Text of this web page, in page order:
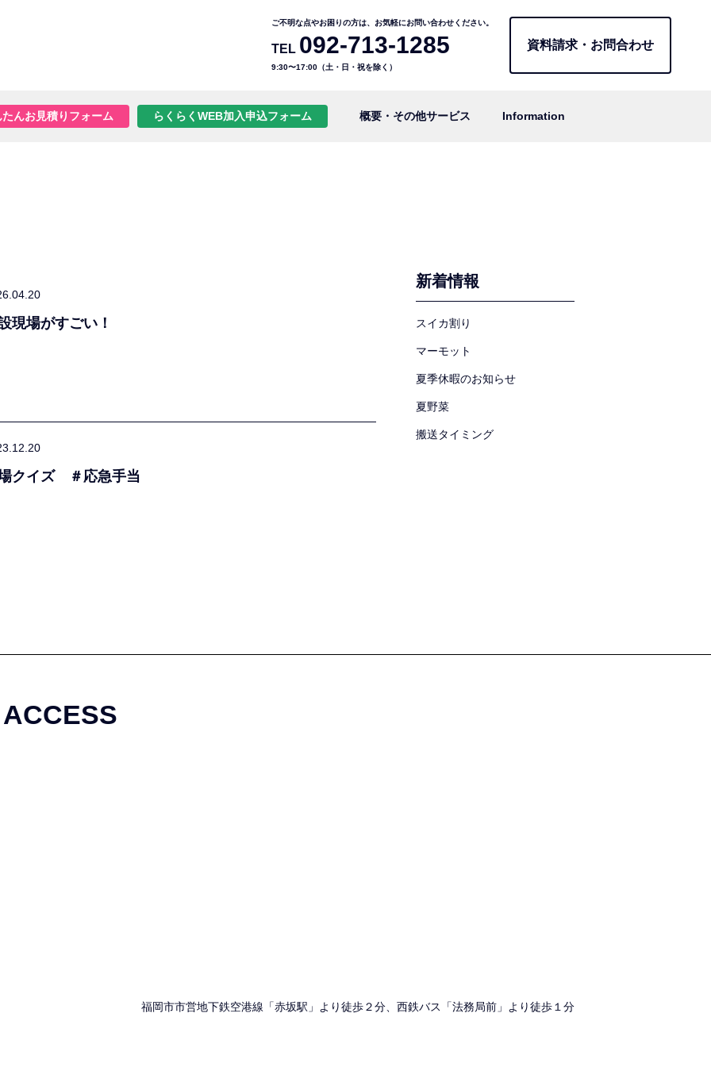
ご不明な点やお困りの方は、お気軽にお問い合わせください。
TEL 092-713-1285
9:30〜17:00（土・日・祝を除く）
資料請求・お問合わせ
んお見積りフォーム らくらくWEB加入申込フォーム 概要・その他サービス Information
現場がすごい！
クイズ ＃応急手当
新着情報
スイカ割り
マーモット
夏季休暇のお知らせ
夏野菜
搬送タイミング
ACCESS
福岡市市営地下鉄空港線「赤坂駅」より徒歩２分、西鉄バス「法務局前」より徒歩１分